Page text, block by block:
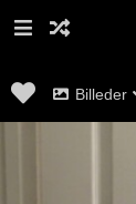
Billeder